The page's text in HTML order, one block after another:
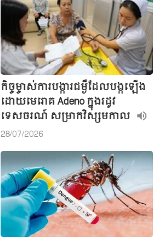
កិច្ចម្ចាស់ការបង្ការជម្ងឺដែលបង្កឡើង
ដោយមេរោគ Adeno ក្នុងរដូវ
ទេសចរណ៍ សម្រាកវិស្សមកាល
28/07/2026